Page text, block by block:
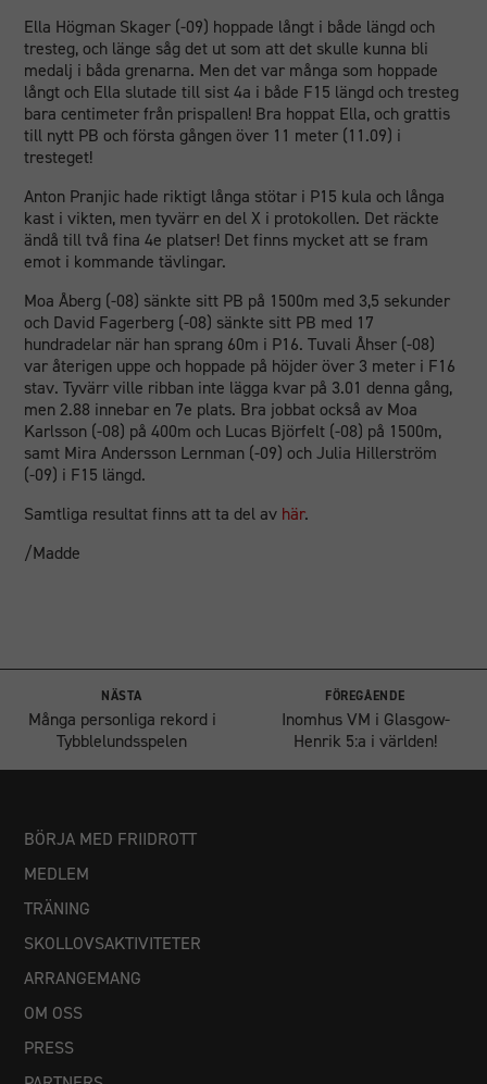
Ella Högman Skager (-09) hoppade långt i både längd och
tresteg, och länge såg det ut som att det skulle kunna bli
medalj i båda grenarna. Men det var många som hoppade
långt och Ella slutade till sist 4a i både F15 längd och tresteg
bara centimeter från prispallen! Bra hoppat Ella, och grattis
till nytt PB och första gången över 11 meter (11.09) i
tresteget!
Anton Pranjic hade riktigt långa stötar i P15 kula och långa
kast i vikten, men tyvärr en del X i protokollen. Det räckte
ändå till två fina 4e platser! Det finns mycket att se fram
emot i kommande tävlingar.
Moa Åberg (-08) sänkte sitt PB på 1500m med 3,5 sekunder
och David Fagerberg (-08) sänkte sitt PB med 17
hundradelar när han sprang 60m i P16. Tuvali Åhser (-08)
var återigen uppe och hoppade på höjder över 3 meter i F16
stav. Tyvärr ville ribban inte lägga kvar på 3.01 denna gång,
men 2.88 innebar en 7e plats. Bra jobbat också av Moa
Karlsson (-08) på 400m och Lucas Björfelt (-08) på 1500m,
samt Mira Andersson Lernman (-09) och Julia Hillerström
(-09) i F15 längd.
Samtliga resultat finns att ta del av här.
/Madde
NÄSTA
Många personliga rekord i
Tybblelundsspelen
FÖREGÅENDE
Inomhus VM i Glasgow-
Henrik 5:a i världen!
BÖRJA MED FRIIDROTT
MEDLEM
TRÄNING
SKOLLOVSAKTIVITETER
ARRANGEMANG
OM OSS
PRESS